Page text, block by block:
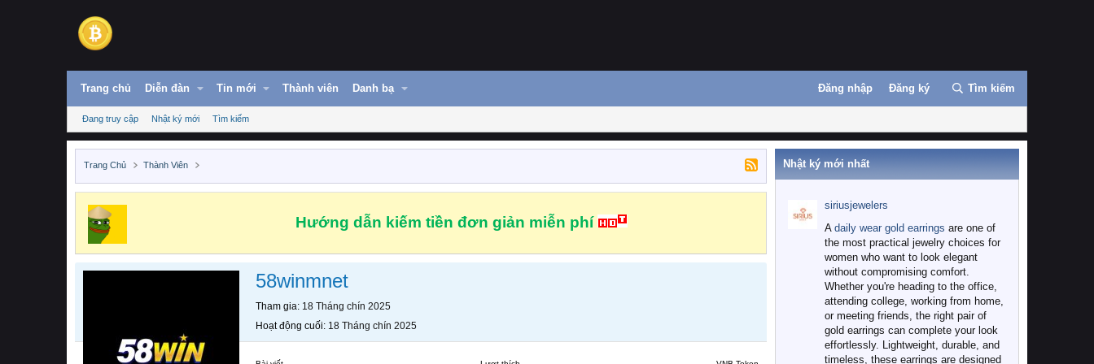
Trang chủ Diễn đàn Tin mới Thành viên Danh bạ Đăng nhập Đăng ký Tìm kiếm
Đang truy cập Nhật ký mới Tìm kiếm
Trang Chủ Thành Viên
Hướng dẫn kiếm tiền đơn giản miễn phí
58winmnet
Tham gia 18 Tháng chín 2025
Hoạt động cuối 18 Tháng chín 2025
Nhật ký mới nhất
siriusjewelers
A daily wear gold earrings are one of
the most practical jewelry choices for
women who want to look elegant
without compromising comfort.
Whether you're heading to the office,
attending college, working from home,
or meeting friends, the right pair of
gold earrings can complete your look
effortlessly. Lightweight, durable, and
timeless, these earrings are designed